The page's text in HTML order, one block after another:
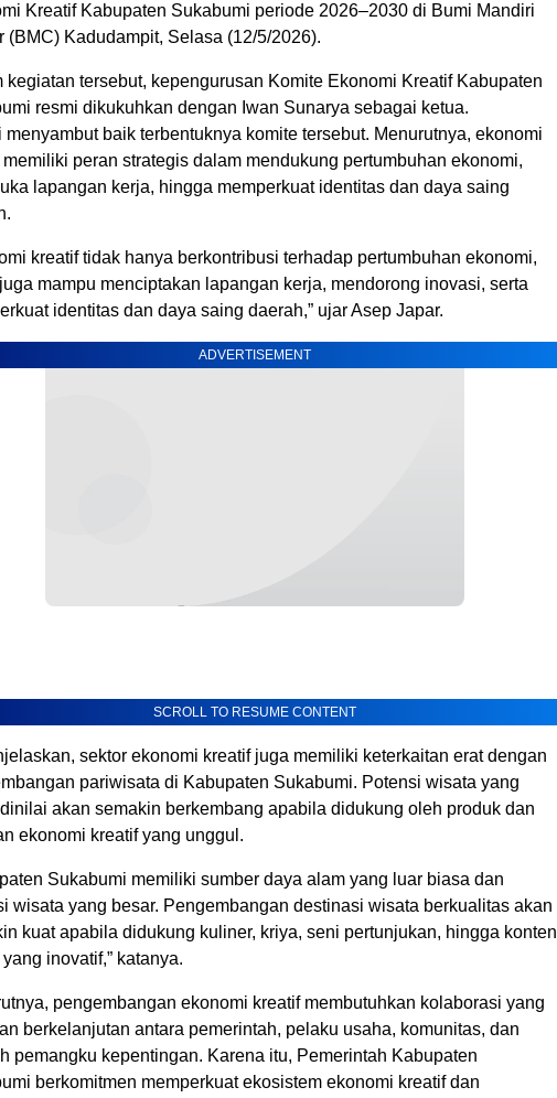
Kreatif Kabupaten Sukabumi periode 2026–2030 di Bumi Mandiri
(BMC) Kadudampit, Selasa (12/5/2026).
kegiatan tersebut, kepengurusan Komite Ekonomi Kreatif Kabupaten
resmi dikukuhkan dengan Iwan Sunarya sebagai ketua.
menyambut baik terbentuknya komite tersebut. Menurutnya, ekonomi
memiliki peran strategis dalam mendukung pertumbuhan ekonomi,
lapangan kerja, hingga memperkuat identitas dan daya saing
kreatif tidak hanya berkontribusi terhadap pertumbuhan ekonomi,
mampu menciptakan lapangan kerja, mendorong inovasi, serta
identitas dan daya saing daerah,” ujar Asep Japar.
ADVERTISEMENT
SCROLL TO RESUME CONTENT
sektor ekonomi kreatif juga memiliki keterkaitan erat dengan
pariwisata di Kabupaten Sukabumi. Potensi wisata yang
akan semakin berkembang apabila didukung oleh produk dan
ekonomi kreatif yang unggul.
Sukabumi memiliki sumber daya alam yang luar biasa dan
wisata yang besar. Pengembangan destinasi wisata berkualitas akan
kuat apabila didukung kuliner, kriya, seni pertunjukan, hingga konten
yang inovatif,” katanya.
pengembangan ekonomi kreatif membutuhkan kolaborasi yang
berkelanjutan antara pemerintah, pelaku usaha, komunitas, dan
pemangku kepentingan. Karena itu, Pemerintah Kabupaten
berkomitmen memperkuat ekosistem ekonomi kreatif dan